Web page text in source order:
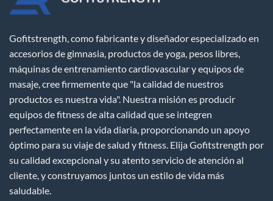
Gofitstrength, como fabricante y diseñador especializado en
accesorios de gimnasia, productos de yoga, pesos libres,
máquinas de entrenamiento cardiovascular y equipos de
masaje, cree firmemente que "la calidad de nuestros
productos es nuestra vida". Nuestra misión es producir
equipos de fitness de alta calidad que se integren
perfectamente en la vida diaria, proporcionando un apoyo
óptimo para su viaje de salud y fitness. Elija Gofitstrength por
su calidad excepcional y su atento servicio de atención al
cliente, y construyamos juntos un estilo de vida más
saludable.